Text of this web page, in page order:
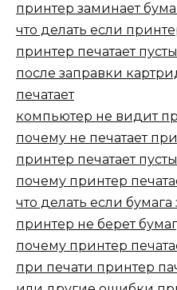
принтер заминает
что делать если
принтер печатает
после заправки
печатает
компьютер не видит
почему не печатает
принтер печатает
почему принтер
что делать если
принтер не берет
почему принтер
при печати принтер